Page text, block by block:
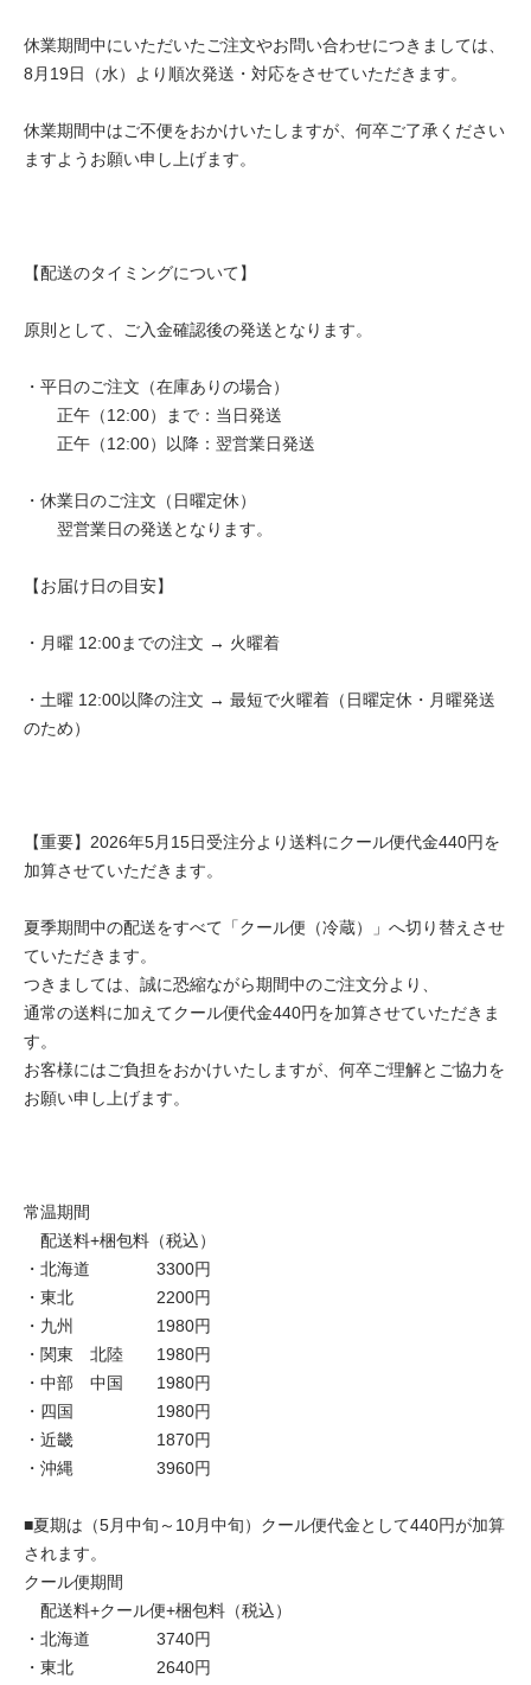
休業期間中にいただいたご注文やお問い合わせにつきましては、
8月19日（水）より順次発送・対応をさせていただきます。
休業期間中はご不便をおかけいたしますが、何卒ご了承ください
ますようお願い申し上げます。
【配送のタイミングについて】
原則として、ご入金確認後の発送となります。
・平日のご注文（在庫ありの場合）
正午（12:00）まで：当日発送
正午（12:00）以降：翌営業日発送
・休業日のご注文（日曜定休）
翌営業日の発送となります。
【お届け日の目安】
・月曜 12:00までの注文 → 火曜着
・土曜 12:00以降の注文 → 最短で火曜着（日曜定休・月曜発送
のため）
【重要】2026年5月15日受注分より送料にクール便代金440円を
加算させていただきます。
夏季期間中の配送をすべて「クール便（冷蔵）」へ切り替えさせ
ていただきます。
つきましては、誠に恐縮ながら期間中のご注文分より、
通常の送料に加えてクール便代金440円を加算させていただきま
す。
お客様にはご負担をおかけいたしますが、何卒ご理解とご協力を
お願い申し上げます。
常温期間
配送料+梱包料（税込）
・北海道 3300円
・東北 2200円
・九州 1980円
・関東 北陸 1980円
・中部 中国 1980円
・四国 1980円
・近畿 1870円
・沖縄 3960円
■夏期は（5月中旬～10月中旬）クール便代金として440円が加算
されます。
クール便期間
配送料+クール便+梱包料（税込）
・北海道 3740円
・東北 2640円